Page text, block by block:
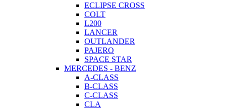
ECLIPSE CROSS
COLT
L200
LANCER
OUTLANDER
PAJERO
SPACE STAR
MERCEDES - BENZ
A-CLASS
B-CLASS
C-CLASS
CLA